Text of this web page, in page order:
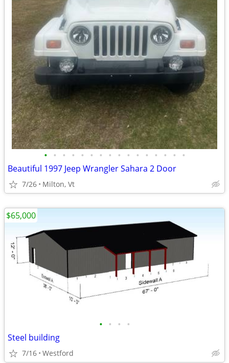
• • • • • • • • • • • • • • • •
Beautiful 1997 Jeep Wrangler Sahara 2 Door
7/26 Milton, Vt
• • • •
Steel building
7/16 Westford
$65,000